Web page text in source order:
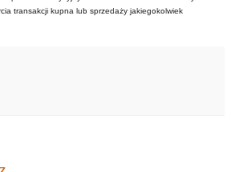
transakcji kupna lub sprzedaży jakiegokolwiek